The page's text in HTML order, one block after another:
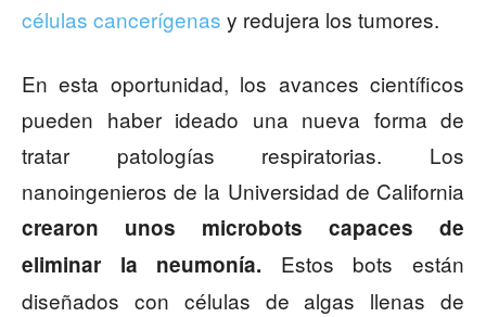
células cancerígenas y redujera los tumores.
En esta oportunidad, los avances científicos
pueden haber ideado una nueva forma de
tratar patologías respiratorias. Los
nanoingenieros de la Universidad de California
crearon unos microbots capaces de
eliminar la neumonía. Estos bots están
diseñados con células de algas llenas de